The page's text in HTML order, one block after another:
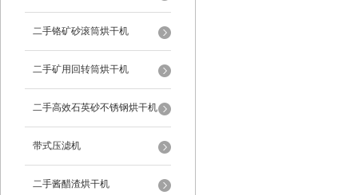
二手铬矿砂滚筒烘干机
二手矿用回转筒烘干机
二手高效石英砂不锈钢烘干机
带式压滤机
二手酱醋渣烘干机